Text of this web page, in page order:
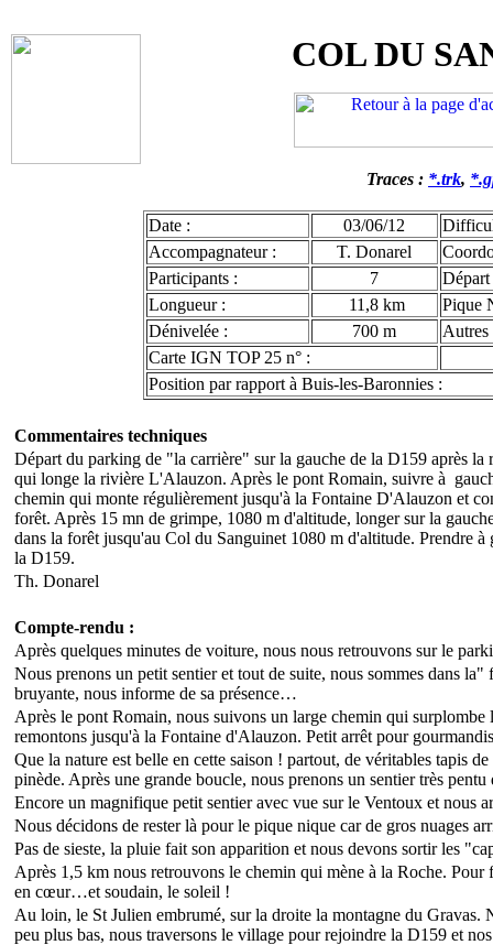
COL DU
Traces : *.trk,
Date : 03/06/12
Accompagnateur :
T. Donarel
Participants :
7
Départ
Longueur :
11,8 km
Pique
Dénivelée :
700 m
Autres
Carte IGN TOP 25 n° :
Position par rapport à Buis-les-Baronnies :
Commentaires techniques
Départ du parking de "la carrière" sur la gauche de la D159 après
qui longe la rivière L'Alauzon. Après le pont Romain, suivre à
chemin qui monte régulièrement jusqu'à la Fontaine D'Alauzon et
forêt. Après 15 mn de grimpe, 1080 m d'altitude, longer sur la
dans la forêt jusqu'au Col du Sanguinet 1080 m d'altitude. Prendre
la D159.
Th. Donarel
Compte-rendu :
Après quelques minutes de voiture, nous nous retrouvons sur le
Nous prenons un petit sentier et tout de suite, nous sommes dans
bruyante, nous informe de sa présence…
Après le pont Romain, nous suivons un large chemin qui
remontons jusqu'à la Fontaine d'Alauzon. Petit arrêt pour
Que la nature est belle en cette saison ! partout, de véritables tapis
pinède. Après une grande boucle, nous prenons un sentier très
Encore un magnifique petit sentier avec vue sur le Ventoux et nous
Nous décidons de rester là pour le pique nique car de gros nuages
Pas de sieste, la pluie fait son apparition et nous devons sortir les
Après 1,5 km nous retrouvons le chemin qui mène à la Roche.
en cœur…et soudain, le soleil !
Au loin, le St Julien embrumé, sur la droite la montagne du Gravas.
peu plus bas, nous traversons le village pour rejoindre la D159 et